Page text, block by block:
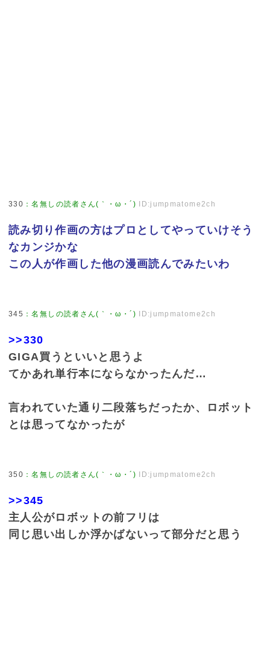
330 ：名無しの読者さん(｀・ω・´) ID:jumpmatome2ch
読み切り作画の方はプロとしてやっていけそう
なカンジかな
この人が作画した他の漫画読んでみたいわ
345 ：名無しの読者さん(｀・ω・´) ID:jumpmatome2ch
>>330
GIGA買うといいと思うよ
てかあれ単行本にならなかったんだ…
言われていた通り二段落ちだったか、ロボット
とは思ってなかったが
350 ：名無しの読者さん(｀・ω・´) ID:jumpmatome2ch
>>345
主人公がロボットの前フリは
同じ思い出しか浮かばないって部分だと思う